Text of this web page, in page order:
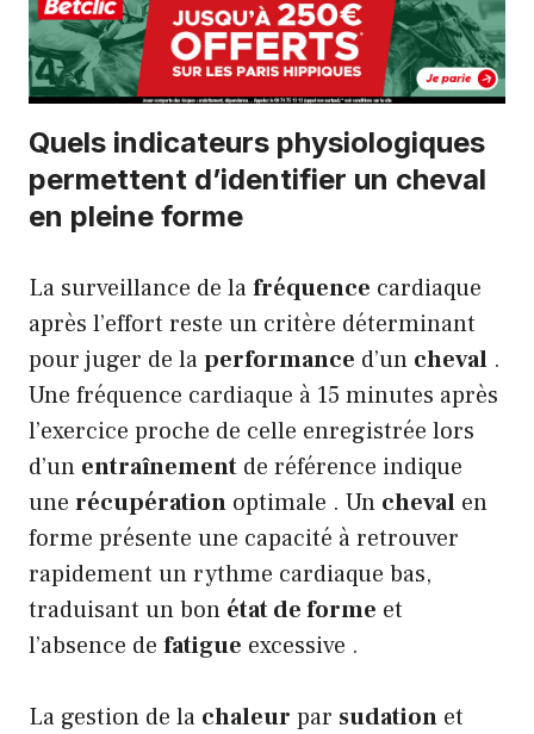
Quels indicateurs physiologiques
permettent d’identifier un cheval
en pleine forme
La surveillance de lafréquence cardiaque
après l’effort reste un critère déterminant
pour juger de laperformance d’un cheval .
Une fréquence cardiaque à 15 minutes après
l’exercice proche de celle enregistrée lors
d’un entraînement de référence indique
une récupération optimale . Un cheval en
forme présente une capacité à retrouver
rapidement un rythme cardiaque bas,
traduisant un bon état de forme et
l’absence de fatigue excessive .
La gestion de la chaleur par sudation et